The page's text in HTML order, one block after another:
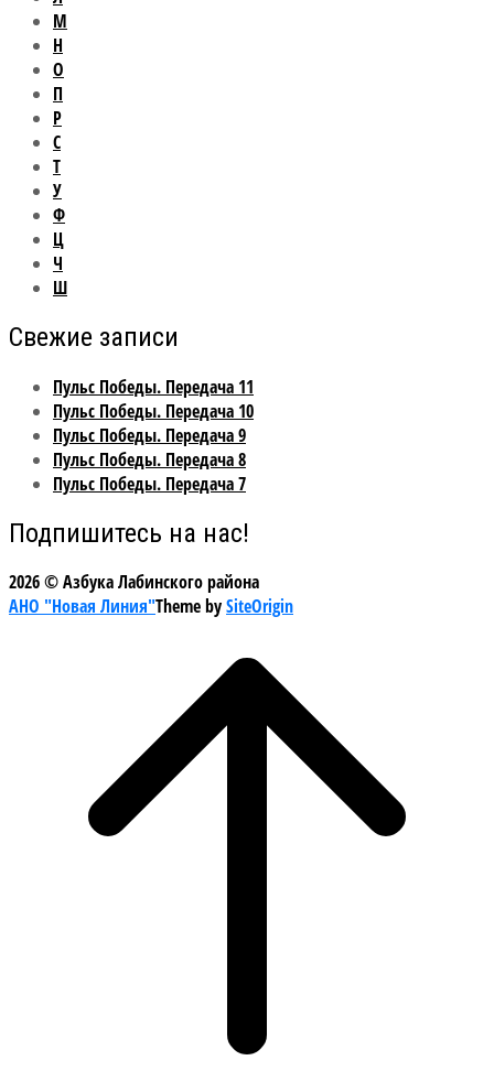
М
Н
О
П
Р
С
Т
У
Ф
Ц
Ч
Ш
Свежие записи
Пульс Победы. Передача 11
Пульс Победы. Передача 10
Пульс Победы. Передача 9
Пульс Победы. Передача 8
Пульс Победы. Передача 7
Подпишитесь на нас!
2026 © Азбука Лабинского района
АНО "Новая Линия"Theme bySiteOrigin